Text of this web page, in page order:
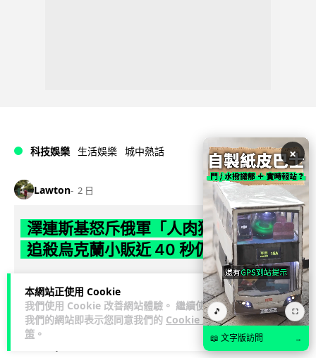
本網站正使用 Cookie
我們使用 Cookie 改善網站體驗。 繼續使用
我們的網站即表示您同意我們的 Cookie 政
策 。
科技娛樂 生活娛樂 城中熱話
Lawton 2 日
澤連斯基怒斥俄軍「人肉狩獵」 無人機
追殺烏克蘭小販近 40 秒仍被炸傷
烏克蘭克爾松一名 52 歲小販被俄軍無人機追擊近 40 秒後被炸
傷，影片由烏克蘭總統澤連斯基公開。他直斥俄軍對平民進行
「狩獵式」攻擊，烏克蘭... 閱讀全文
126
×
🎵 ⛶
📖 文字版訪問 →